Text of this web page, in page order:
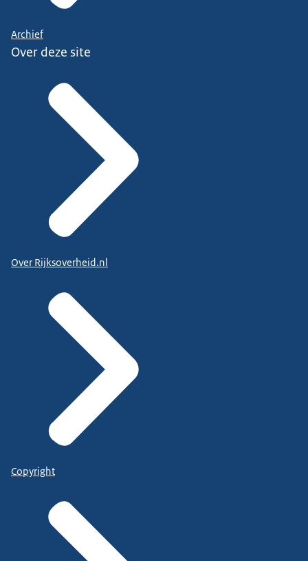
Archief
Over deze site
Over Rijksoverheid.nl
Copyright